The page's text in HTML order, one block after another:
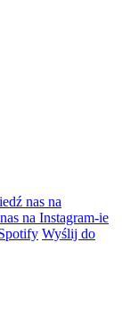
nas na
na Instagram-ie
Wyślij do